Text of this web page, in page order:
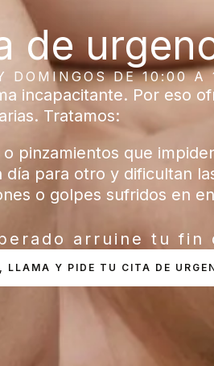
de
DOMINGOS DE 10:00 A
incapacitante. Por eso
Tratamos:
pinzamientos que
para otro y dificultan
o golpes sufridos en
arruine tu fin
LLAMA Y PIDE TU CITA DE